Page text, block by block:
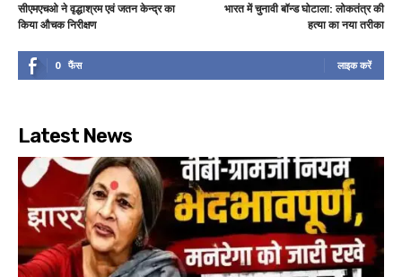
सीएमएचओ ने वृद्धाश्रम एवं जतन केन्द्र का
किया औचक निरीक्षण
भारत में चुनावी बॉन्ड घोटाला: लोकतंत्र की
हत्या का नया तरीका
0 फैंस लाइक करें
Latest News